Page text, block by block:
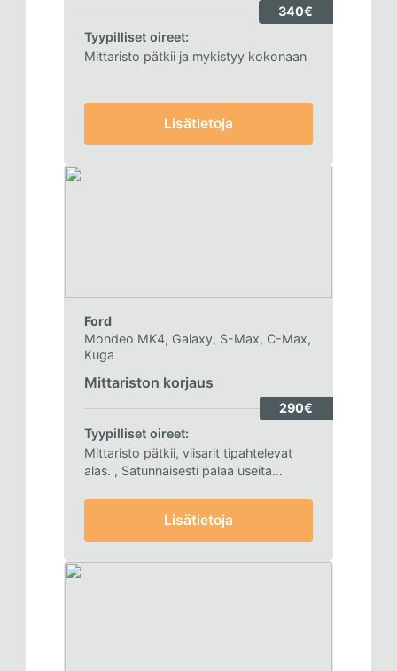
340€
Tyypilliset oireet:
Mittaristo pätkii ja mykistyy kokonaan
Lisätietoja
Ford
Mondeo MK4, Galaxy, S-Max, C-Max,
Kuga
Mittariston korjaus
290€
Tyypilliset oireet:
Mittaristo pätkii, viisarit tipahtelevat
alas. , Satunnaisesti palaa useita
Lisätietoja